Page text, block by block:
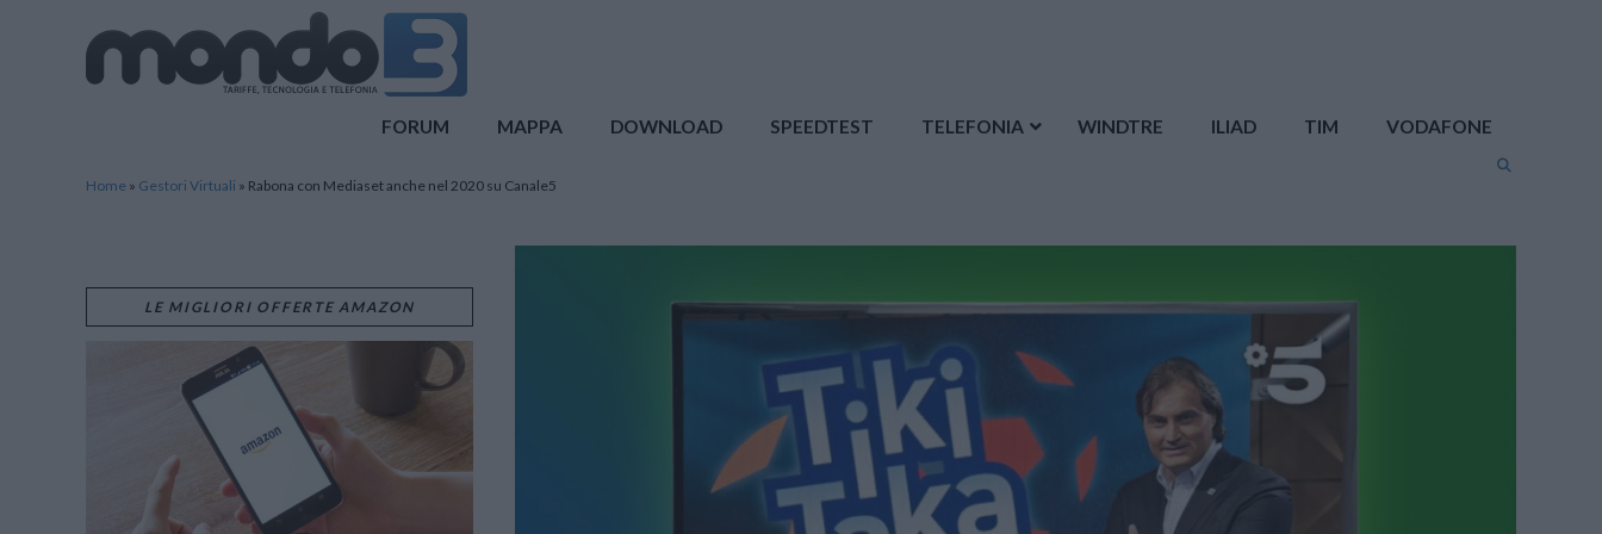
FORUM MAPPA DOWNLOAD SPEEDTEST TELEFONIA WINDTRE ILIAD TIM VODAFONE
Home » Gestori Virtuali » Rabona con Mediaset anche nel 2020 su Canale5
LE MIGLIORI OFFERTE AMAZON